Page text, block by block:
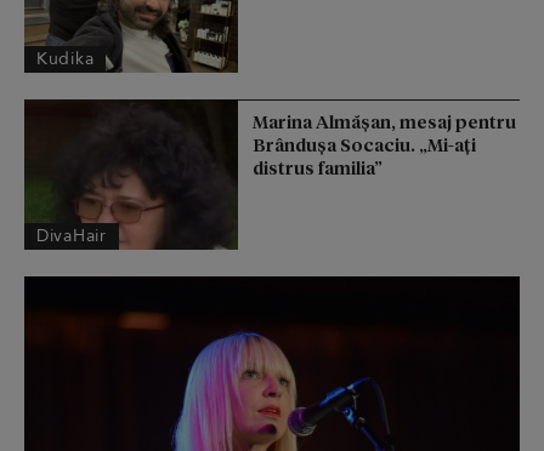
Kudika
DivaHair
Marina Almășan, mesaj pentru
Brândușa Socaciu. „Mi-ați
distrus familia”